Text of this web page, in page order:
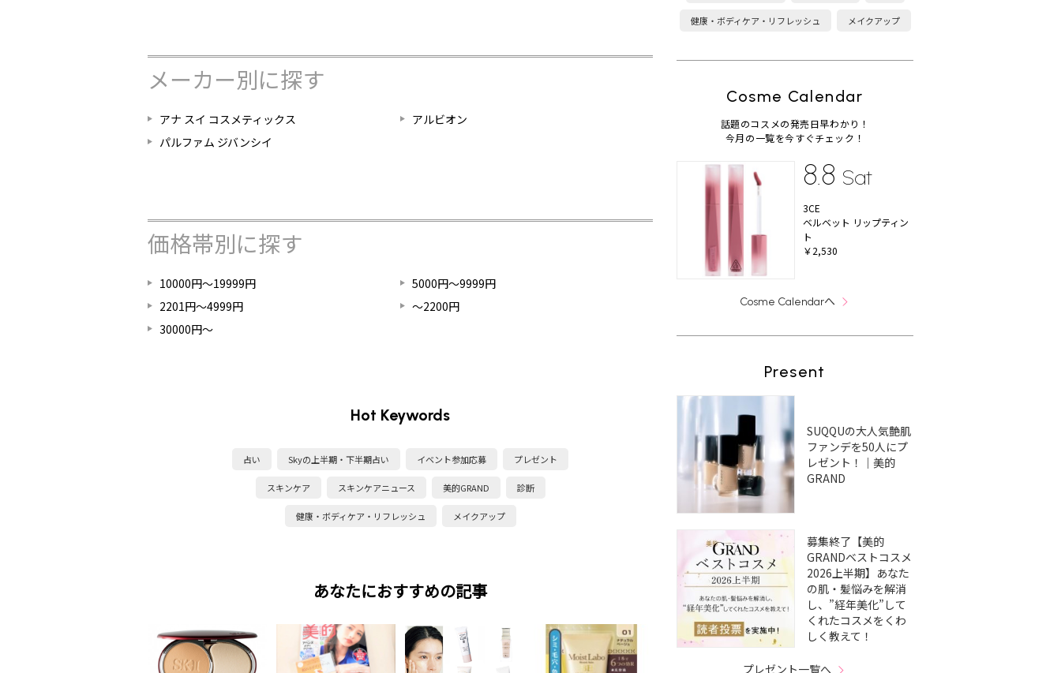
メーカー別に探す
アナ スイ コスメティックス
アルビオン
パルファム ジバンシイ
価格帯別に探す
10000円～19999円
5000円～9999円
2201円～4999円
～2200円
30000円～
Hot Keywords
占い Skyの上半期・下半期占い イベント参加応募 プレゼント
スキンケア スキンケアニュース 美的GRAND 診断
健康・ボディケア・リフレッシュ メイクアップ
あなたにおすすめの記事
健康・ボディケア・リフレッシュ メイクアップ
Cosme Calendar
話題のコスメの発売日早わかり！
今月の一覧を今すぐチェック！
8.8 Sat
3CE
ベルベット リップティン
ト
￥2,530
Cosme Calendarへ
Present
SUQQUの大人気艶肌
ファンデを50人にプ
レゼント！｜美的
GRAND
募集終了【美的
GRANDベストコスメ
2026上半期】あなた
の肌・髪悩みを解消
し、”経年美化”して
くれたコスメをくわ
しく教えて！
プレゼント一覧へ